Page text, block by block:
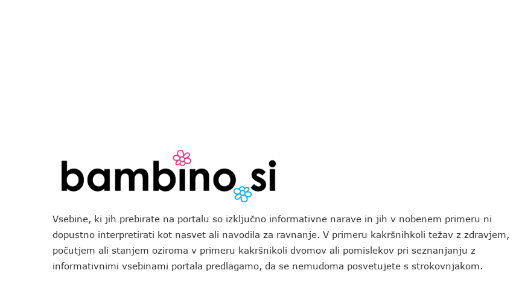
Vsebine, ki jih prebirate na portalu so izključno informativne narave in jih v nobenem primeru ni
dopustno interpretirati kot nasvet ali navodila za ravnanje. V primeru kakršnihkoli težav z zdravjem,
počutjem ali stanjem oziroma v primeru kakršnikoli dvomov ali pomislekov pri seznanjanju z
informativnimi vsebinami portala predlagamo, da se nemudoma posvetujete s strokovnjakom.